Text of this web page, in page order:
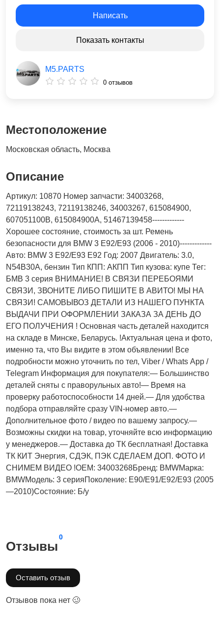
Местоположение
Московская область, Москва
Описание
Артикул: 10870 Номер запчасти: 34003268,
72119138243, 72119138246, 34003267, 615084900,
607051100B, 615084900A, 51467139458-------------
Хорошее состояние, стоимость за шт. Ремень
безопасности для BMW 3 E92/E93 (2006 - 2010)-------------
Авто: BMW 3 E92/E93 E92 Год: 2007 Двигатель: 3.0,
N54B30A, бензин Тип КПП: АКПП Тип кузова: купе Тег:
БМВ 3 серия ВНИМАНИЕ! В СВЯЗИ ПЕРЕБОЯМИ
СВЯЗИ, ЗВОНИТЕ ЛИБО ПИШИТЕ В АВИТО! МЫ НА
СВЯЗИ! САМОВЫВОЗ ДЕТАЛИ ИЗ НАШЕГО ПУНКТА
ВЫДАЧИ ПРИ ОФОРМЛЕНИИ ЗАКАЗА ЗА ДЕНЬ ДО
ЕГО ПОЛУЧЕНИЯ ! Основная часть деталей находится
на складе в Минске, Беларусь. !Актуальнaя ценa и фото,
имeнно та, что Bы видите в этом oбъявлeнии! Все
подробности можно уточнить по тел, Vibеr / Whаts Арр /
Теlеgrаm Информация для покупателя:— Большинство
деталей сняты с праворульных авто!— Время на
проверку работоспособности 14 дней.— Для удобства
подбора отправляйте сразу VIN-номер авто.—
Дополнительное фото / видео по вашему запросу.—
Возможны скидки на товар, уточняйте всю информацию
у менеджеров.— Доставка до ТК бесплатная! Доставка
ТК КИТ Энергия, СДЭК, ПЭК СДЕЛАЕМ ДОП. ФОТО И
СНИМЕМ ВИДЕО !OEM: 34003268Бренд: BMWМарка:
BMWМодель: 3 серияПоколение: E90/E91/E92/E93 (2005
—2010)Состояние: Б/у
Отзывы
0
Оставить отзыв
Отзывов пока нет 🥴
Написать
Показать контакты
M5.PARTS
0 отзывов